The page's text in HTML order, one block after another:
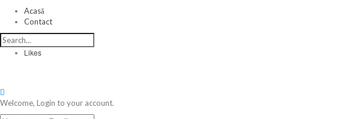
Acasă
Contact
Likes
Welcome, Login to your account.